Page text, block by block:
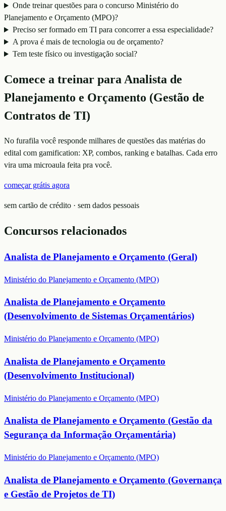
Onde treinar questões para o concurso Ministério do
Planejamento e Orçamento (MPO)?
Preciso ser formado em TI para concorrer a essa especialidade?
A prova é mais de tecnologia ou de orçamento?
Tem teste físico ou investigação social?
Comece a treinar para Analista de
Planejamento e Orçamento (Gestão de
Contratos de TI)
No furafila você responde milhares de questões das matérias do
edital com gamification: XP, combos, ranking e batalhas. Cada erro
vira uma microaula feita pra você.
começar grátis agora
sem cartão de crédito · sem dados pessoais
Concursos relacionados
Analista de Planejamento e Orçamento (Geral)
Ministério do Planejamento e Orçamento (MPO)
Analista de Planejamento e Orçamento
(Desenvolvimento de Sistemas Orçamentários)
Ministério do Planejamento e Orçamento (MPO)
Analista de Planejamento e Orçamento
(Desenvolvimento Institucional)
Ministério do Planejamento e Orçamento (MPO)
Analista de Planejamento e Orçamento (Gestão da
Segurança da Informação Orçamentária)
Ministério do Planejamento e Orçamento (MPO)
Analista de Planejamento e Orçamento (Governança
e Gestão de Projetos de TI)